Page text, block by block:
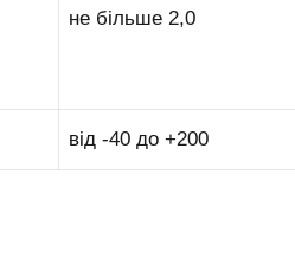
не більше 2,0
від -40 до +200